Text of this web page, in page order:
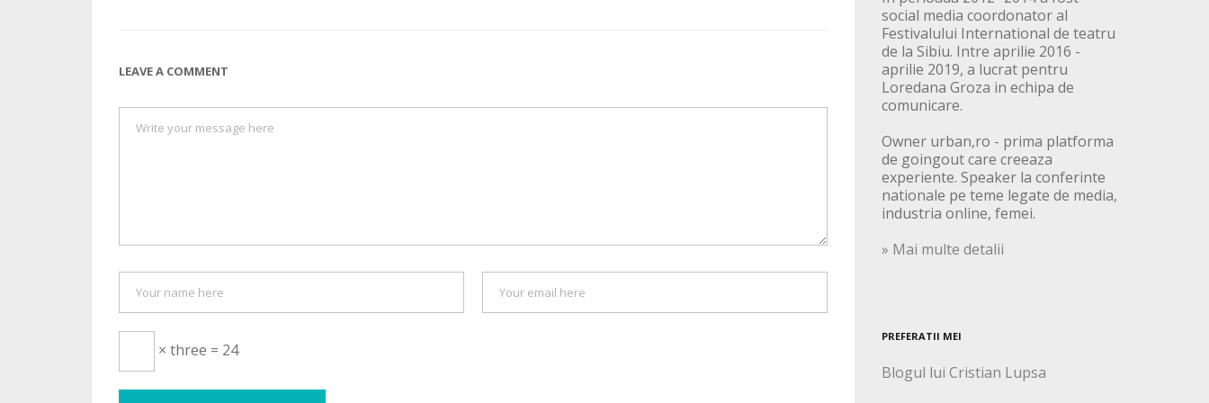
LEAVE A COMMENT
× three = 24
social media coordonator al
Festivalului International de teatru
de la Sibiu. Intre aprilie 2016 -
aprilie 2019, a lucrat pentru
Loredana Groza in echipa de
comunicare.
Owner urban,ro - prima platforma
de goingout care creeaza
experiente. Speaker la conferinte
nationale pe teme legate de media,
industria online, femei.
» Mai multe detalii
PREFERATII MEI
Blogul lui Cristian Lupsa